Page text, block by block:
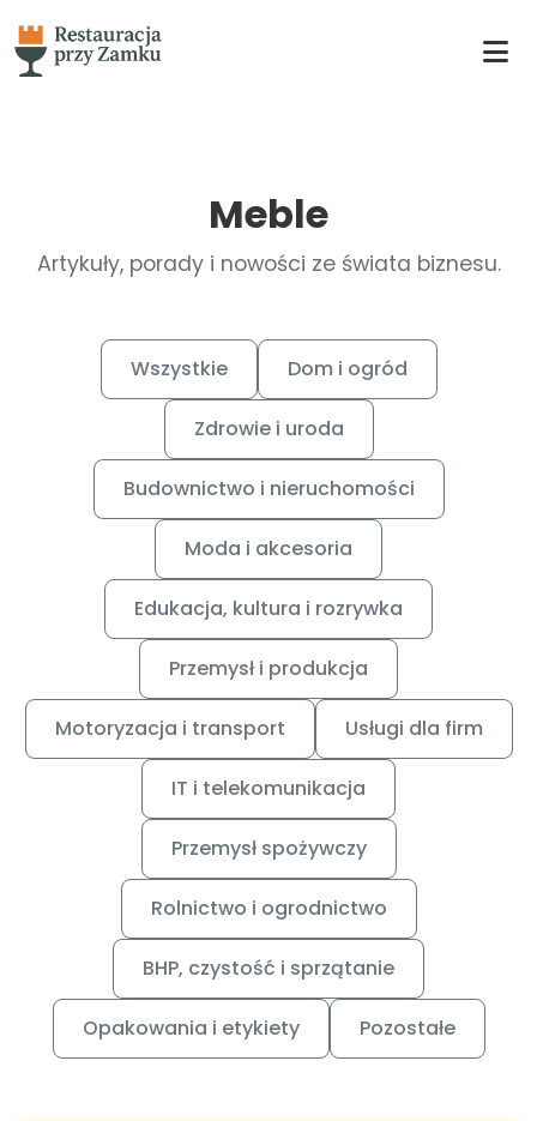
Meble
Artykuły, porady i nowości ze świata biznesu.
Wszystkie Dom i ogród
Zdrowie i uroda
Budownictwo i nieruchomości
Moda i akcesoria
Edukacja, kultura i rozrywka
Przemysł i produkcja
Motoryzacja i transport Usługi dla firm
IT i telekomunikacja
Przemysł spożywczy
Rolnictwo i ogrodnictwo
BHP, czystość i sprzątanie
Opakowania i etykiety Pozostałe